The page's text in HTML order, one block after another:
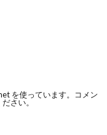
を使っています。
コメン
ださい。